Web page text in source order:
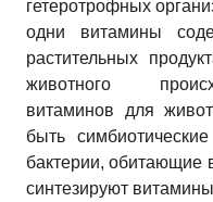
гетеротрофных
одни витамины
растительных
животного
витаминов для
быть
бактерии, обитающие
синтезируют